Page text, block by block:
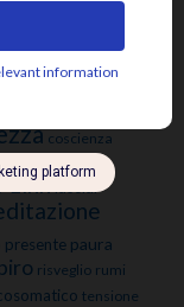
coscienza
essere
zinn
lasciar
presente paura
risveglio rumi
tensione